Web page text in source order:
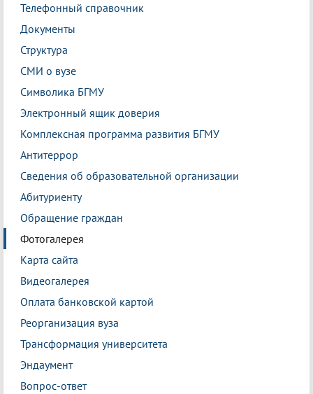
Телефонный справочник
Документы
Структура
СМИ о вузе
Символика БГМУ
Электронный ящик доверия
Комплексная программа развития БГМУ
Антитеррор
Сведения об образовательной организации
Абитуриенту
Обращение граждан
Фотогалерея
Карта сайта
Видеогалерея
Оплата банковской картой
Реорганизация вуза
Трансформация университета
Эндаумент
Вопрос-ответ